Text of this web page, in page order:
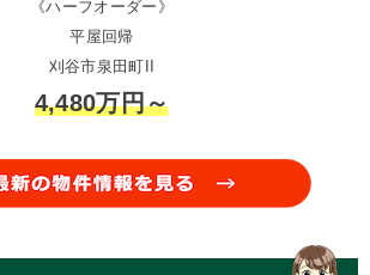
《ハーフオーダー》
平屋回帰
刈谷市泉田町II
4,480万円～